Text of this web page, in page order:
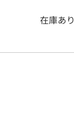
在庫あり